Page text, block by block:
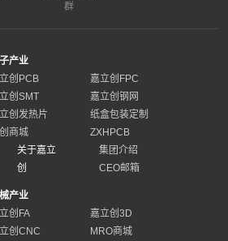
群
产业
创PCB
嘉立创FPC
创SMT
嘉立创钢网
创发热片
纸盒包装定制
商城
ZXHPCB
关于嘉立
创
集团介绍
CEO邮箱
产业
创FA
嘉立创3D
创CNC
MRO商城